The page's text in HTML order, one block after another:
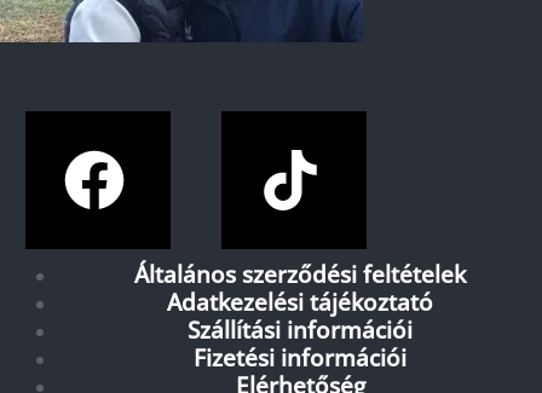
Általános szerződési feltételek
Adatkezelési tájékoztató
Szállítási információi
Fizetési információi
Elérhetőség